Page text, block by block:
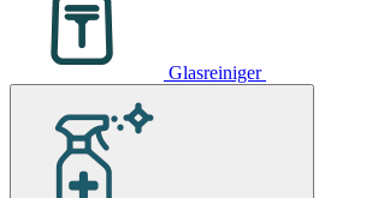
Glasreiniger